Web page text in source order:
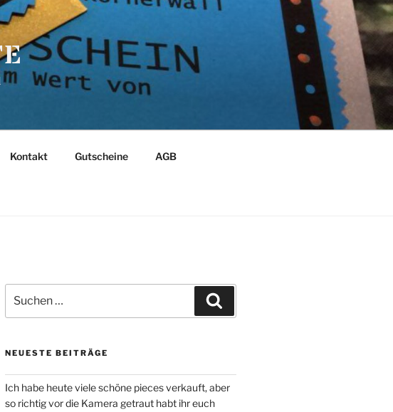
Kontakt Gutscheine AGB
nach:
NEUESTE BEITRÄGE
Ich habe heute viele schöne pieces verkauft, aber
so richtig vor die Kamera getraut habt ihr euch